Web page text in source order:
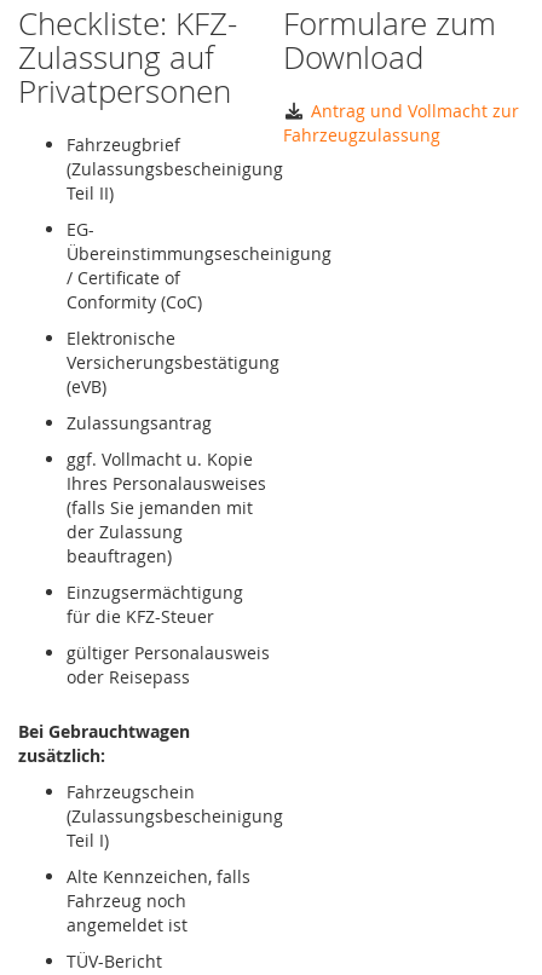
Checkliste: KFZ-
Zulassung auf
Privatpersonen
Fahrzeugbrief
(Zulassungsbescheinigung
Teil II)
EG-
Übereinstimmungsescheinigung
/ Certificate of
Conformity (CoC)
Elektronische
Versicherungsbestätigung
(eVB)
Zulassungsantrag
ggf. Vollmacht u. Kopie
Ihres Personalausweises
(falls Sie jemanden mit
der Zulassung
beauftragen)
Einzugsermächtigung
für die KFZ-Steuer
gültiger Personalausweis
oder Reisepass
Bei Gebrauchtwagen
zusätzlich:
Fahrzeugschein
(Zulassungsbescheinigung
Teil I)
Alte Kennzeichen, falls
Fahrzeug noch
angemeldet ist
TÜV-Bericht
Formulare zum
Download
Antrag und Vollmacht zur
Fahrzeugzulassung